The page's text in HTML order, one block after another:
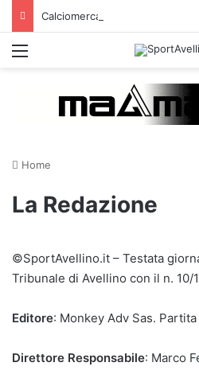
Menu
Home
La Redazione
©SportAvellino.it – Testata
Tribunale di Avellino con il n. 10/
Editore: Monkey Adv Sas.
Direttore Responsabile: Marco